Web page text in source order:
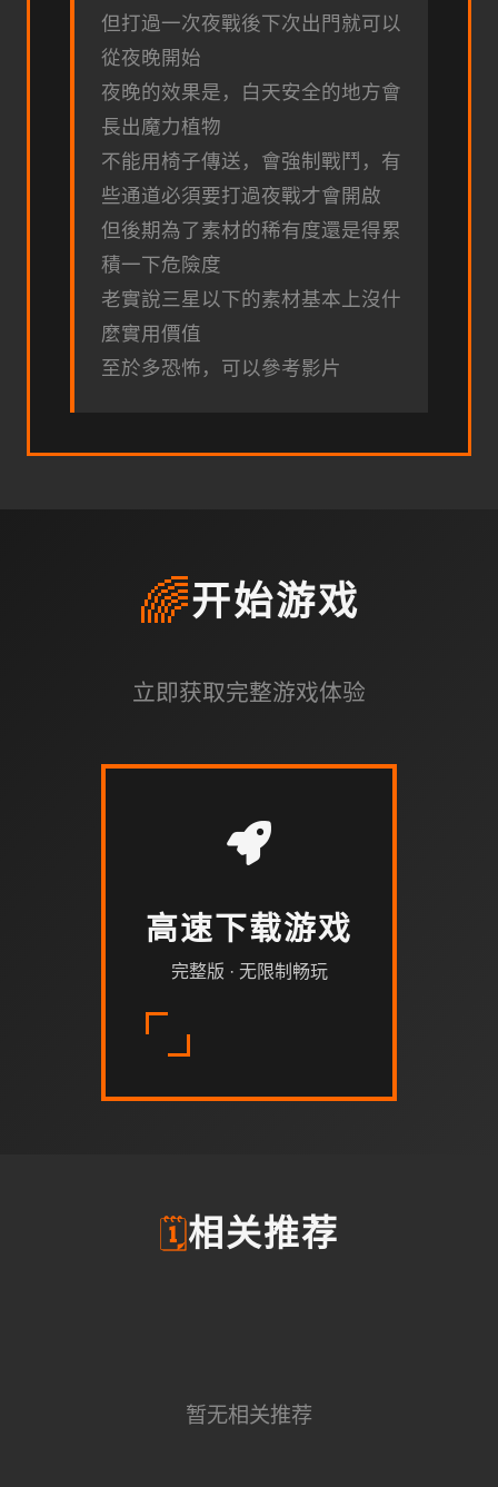
但打過一次夜戰後下次出門就可以
從夜晚開始
夜晚的效果是，白天安全的地方會
長出魔力植物
不能用椅子傳送，會強制戰鬥，有
些通道必須要打過夜戰才會開啟
但後期為了素材的稀有度還是得累
積一下危險度
老實說三星以下的素材基本上沒什
麼實用價值
至於多恐怖，可以參考影片
🌈开始游戏
立即获取完整游戏体验
高速下载游戏
完整版 · 无限制畅玩
🗓️相关推荐
暂无相关推荐